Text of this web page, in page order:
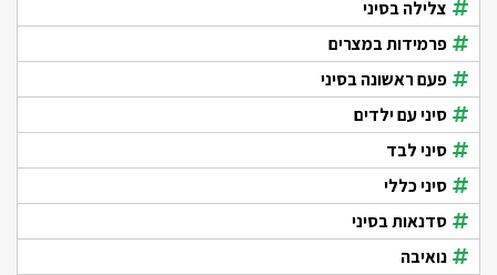
צלילה בסיני
פרמידות במצרים
פעם ראשונה בסיני
סיני עם ילדים
סיני לבד
סיני כללי
סדנאות בסיני
נואיבה